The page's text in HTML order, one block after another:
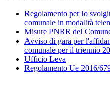
Regolamento per lo
comunale in modalità
Misure PNRR del
Avviso di gara per
comunale per il triennio
Ufficio Leva
Regolamento Ue 2016/